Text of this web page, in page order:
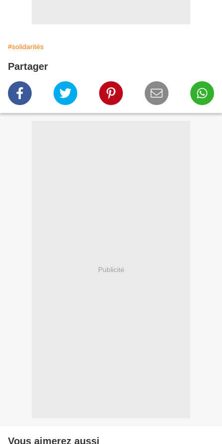
#solidarités
Partager
Publicité
Vous aimerez aussi